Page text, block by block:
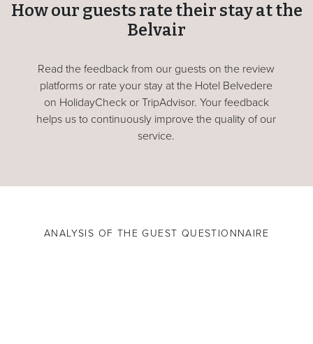
How our guests rate their stay at the
Belvair
Read the feedback from our guests on the review
platforms or rate your stay at the Hotel Belvedere
on HolidayCheck or TripAdvisor. Your feedback
helps us to continuously improve the quality of our
service.
ANALYSIS OF THE GUEST QUESTIONNAIRE